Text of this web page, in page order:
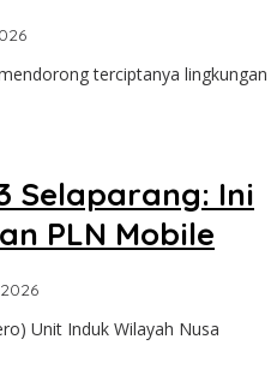
oleh
terciptanya lingkungan
Selaparang: Ini
PLN Mobile
oleh
Unit Induk Wilayah Nusa